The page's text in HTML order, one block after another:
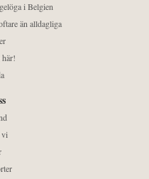
i Belgien
än alldagliga